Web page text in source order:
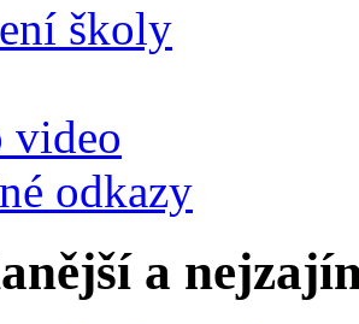
školy
video
odkazy
a